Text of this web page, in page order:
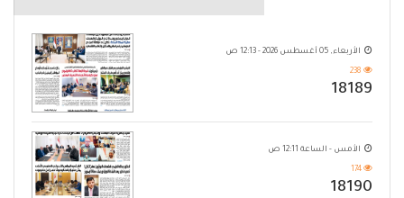
الأربعاء, 05 أغسطس 2026 - 12:13 ص
238
18189
الأمس - الساعة 12:11 ص
174
18190